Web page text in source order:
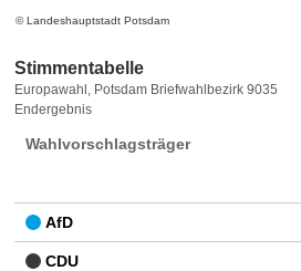
© Landeshauptstadt Potsdam
Stimmentabelle
Stimmentabelle
Europawahl, Potsdam Briefwahlbezirk 9035
Endergebnis
Wahlvorschlagsträger
AfD
CDU